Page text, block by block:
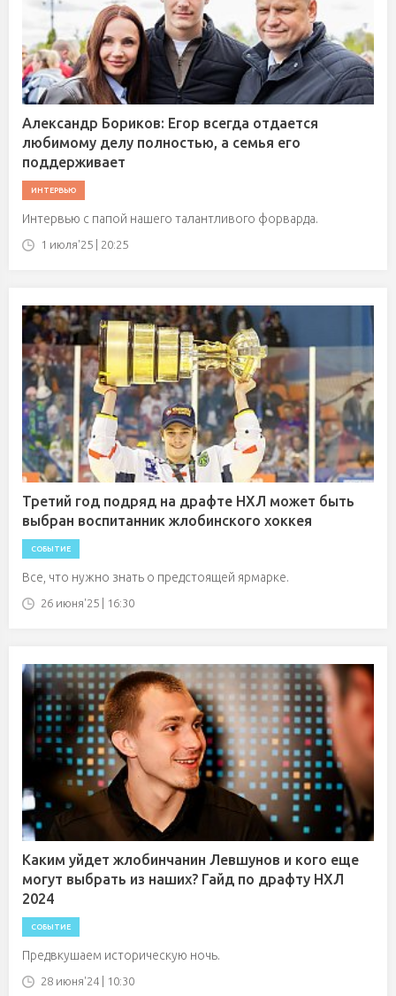
Александр Бориков: Егор всегда отдается
любимому делу полностью, а семья его
поддерживает
ИНТЕРВЬЮ
Интервью с папой нашего талантливого форварда.
1 июля'25 | 20:25
Третий год подряд на драфте НХЛ может быть
выбран воспитанник жлобинского хоккея
СОБЫТИЕ
Все, что нужно знать о предстоящей ярмарке.
26 июня'25 | 16:30
Каким уйдет жлобинчанин Левшунов и кого еще
могут выбрать из наших? Гайд по драфту НХЛ
2024
СОБЫТИЕ
Предвкушаем историческую ночь.
28 июня'24 | 10:30